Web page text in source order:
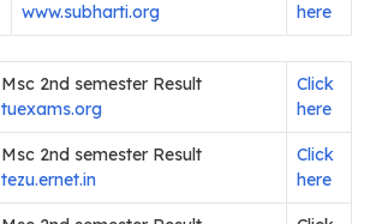
www.subharti.org
here
Msc 2nd semester Result
tuexams.org
Click
here
Msc 2nd semester Result
tezu.ernet.in
Click
here